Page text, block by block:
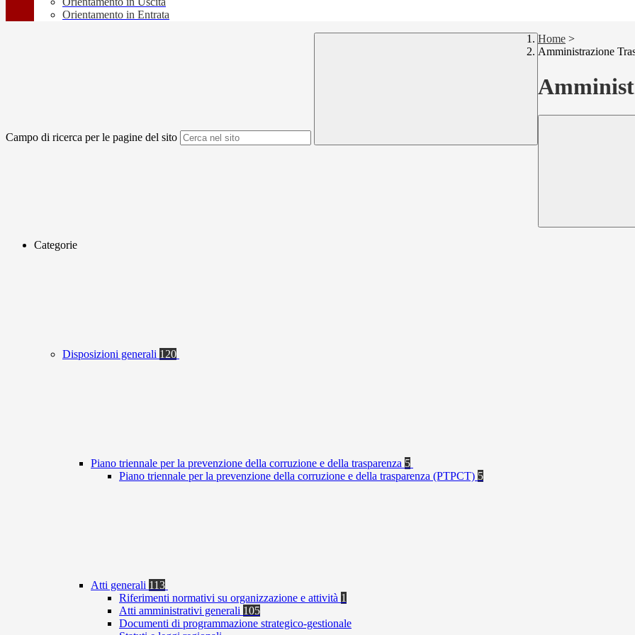
Orientamento in Entrata
Campo di ricerca per le pagine del sito
Home >
Amministrazione
Categorie
Disposizioni generali 120
Piano triennale per la prevenzione della corruzione e della trasparenza 5
Piano triennale per la prevenzione della corruzione e della trasparenza (PTPCT) 5
Atti generali 113
Riferimenti normativi su organizzazione e attività 1
Atti amministrativi generali 105
Documenti di programmazione strategico-gestionale